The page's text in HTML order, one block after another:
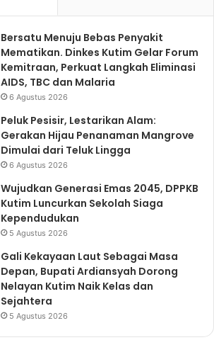
Bersatu Menuju Bebas Penyakit
Mematikan. Dinkes Kutim Gelar Forum
Kemitraan, Perkuat Langkah Eliminasi
AIDS, TBC dan Malaria
6 Agustus 2026
Peluk Pesisir, Lestarikan Alam:
Gerakan Hijau Penanaman Mangrove
Dimulai dari Teluk Lingga
6 Agustus 2026
Wujudkan Generasi Emas 2045, DPPKB
Kutim Luncurkan Sekolah Siaga
Kependudukan
5 Agustus 2026
Gali Kekayaan Laut Sebagai Masa
Depan, Bupati Ardiansyah Dorong
Nelayan Kutim Naik Kelas dan
Sejahtera
5 Agustus 2026